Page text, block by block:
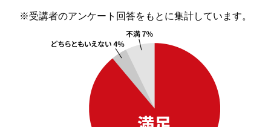
※受講者のアンケート回答をもとに集計しています。